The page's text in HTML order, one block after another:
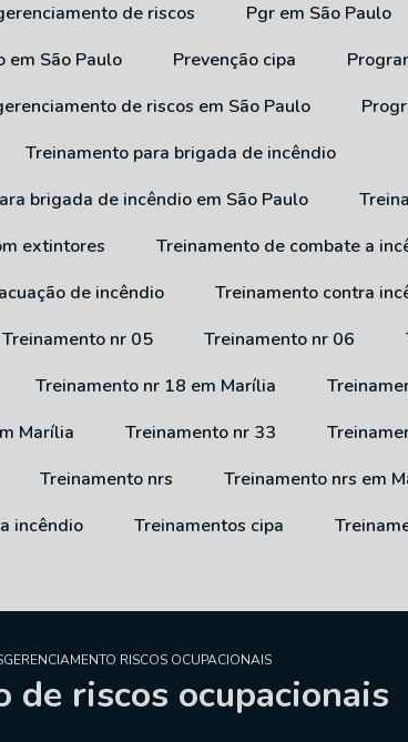
de riscos Pgr em São Paulo
em São Paulo Prevenção cipa
de riscos em São Paulo
Treinamento para brigada de incêndio
brigada de incêndio em São Paulo
extintores
Treinamento de combate a
de incêndio
Treinamento contra
Treinamento nr 05 Treinamento nr 06
Treinamento nr 18 em Marília
Marília Treinamento nr 33
Treinamento nrs
Treinamento nrs em
incêndio Treinamentos cipa
GERENCIAMENTO RISCOS OCUPACIONAIS
de riscos ocupacionais